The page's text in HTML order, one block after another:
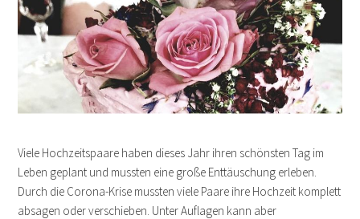
Viele Hochzeitspaare haben dieses Jahr ihren schönsten Tag im
Leben geplant und mussten eine große Enttäuschung erleben.
Durch die Corona-Krise mussten viele Paare ihre Hochzeit komplett
absagen oder verschieben. Unter Auflagen kann aber